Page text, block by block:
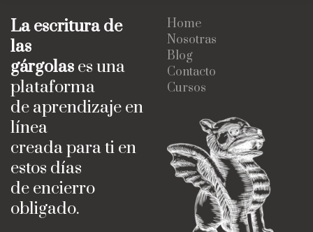
La escritura de
las
gárgolas es una
plataforma
de aprendizaje en
línea
creada para ti en
estos días
de encierro
obligado.
Home
Nosotras
Blog
Contacto
Cursos